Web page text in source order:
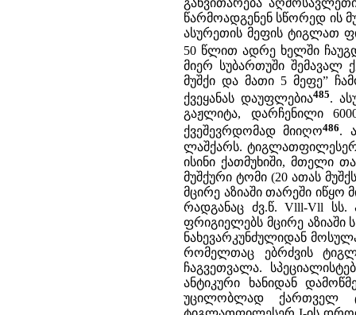
წარმოადგენენ სწორედ ის
ასურეთის მეფის ტიგლათ
50 წლით ადრე ხელში
მიერ სუბართუში შემავალ
მუშქი და მათი 5 მეფე”
ქვეყანას დაუფლებია485.
გაჟლიტა, დარჩენილი
ქვეშევრდომად მიიღო486.
ლაშქარს.
ისინი ქათმუხიში, მთელი
მუშქური ტომი (20 ათას
მცირე აზიაში თარეში იწყო
რადგანაც ძვ.წ. Vlll-Vll სს.
ფრიგიელებს მცირე აზიაში
ნახევარკუნძულიდან
რომელთაც ებრძვის
ჩაგვეთვალა.
ანტიკური ხანიდან
უცილობლად ქართველ